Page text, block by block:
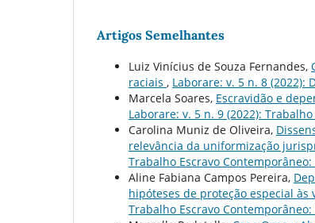
Artigos Semelhantes
Luiz Vinícius de Souza Fernandes,
raciais , Laborare: v. 5 n. 8 (2022):
Marcela Soares, Escravidão e
Laborare: v. 5 n. 9 (2022):
Carolina Muniz de Oliveira,
relevância da uniformização
Trabalho Escravo
Aline Fabiana Campos Pereira,
hipóteses de proteção especial
Trabalho Escravo